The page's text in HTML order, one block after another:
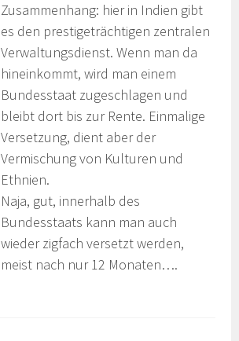
Zusammenhang: hier in Indien gibt
es den prestigeträchtigen zentralen
Verwaltungsdienst. Wenn man da
hineinkommt, wird man einem
Bundesstaat zugeschlagen und
bleibt dort bis zur Rente. Einmalige
Versetzung, dient aber der
Vermischung von Kulturen und
Ethnien.
Naja, gut, innerhalb des
Bundesstaats kann man auch
wieder zigfach versetzt werden,
meist nach nur 12 Monaten….